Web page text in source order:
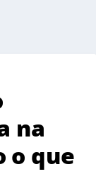
na
o que